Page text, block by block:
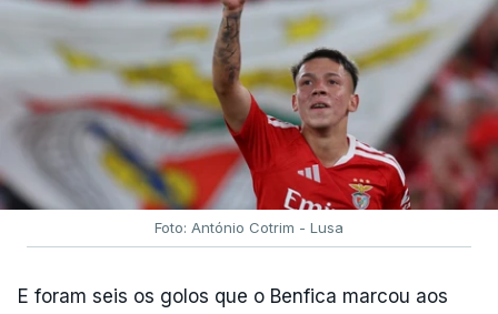
Foto: António Cotrim - Lusa
E foram seis os golos que o Benfica marcou aos